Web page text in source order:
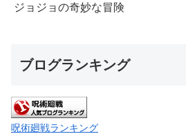
ジョジョの奇妙な冒険
ブログランキング
呪術廻戦ランキング